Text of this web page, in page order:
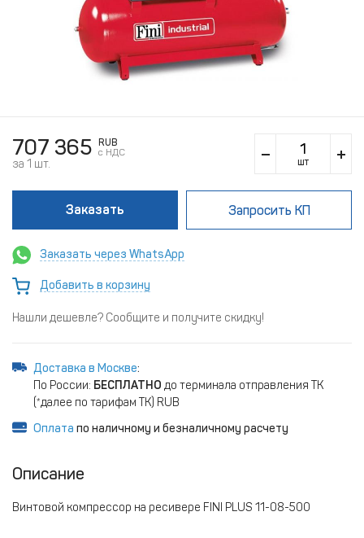
707 365
RUB
c НДС
за 1 шт. шт
Заказать Запросить КП
Заказать через WhatsApp
Добавить в корзину
Нашли дешевле? Сообщите и получите скидку!
Доставка в Москве:
По России: БЕСПЛАТНО до терминала отправления ТК
(*далее по тарифам ТК) RUB
Оплата по наличному и безналичному расчету
Описание
Винтовой компрессор на ресивере FINI PLUS 11-08-500